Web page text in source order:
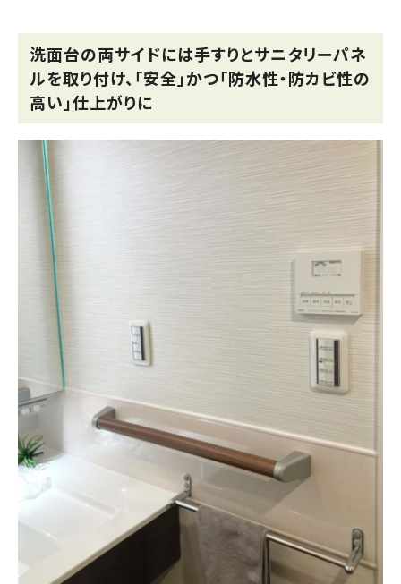
洗面台の両サイドには手すりとサニタリーパネ
ルを取り付け、「安全」かつ「防水性・防カビ性の
高い」仕上がりに